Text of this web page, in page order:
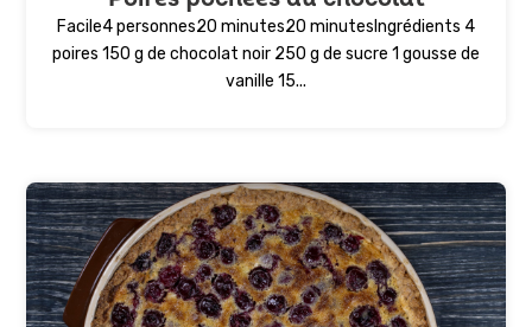
Facile4 personnes20 minutes20 minutesIngrédients 4
poires 150 g de chocolat noir 250 g de sucre 1 gousse de
vanille 15...